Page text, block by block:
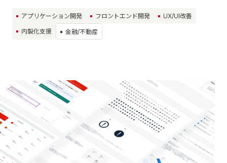
アプリケーション開発 フロントエンド開発
UX/UI改善
内製化支援
金融/不動産